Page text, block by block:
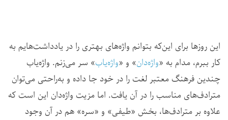
این روزها برای این‌که بتوانم واژه‌های بهتری را در یادداشت‌هایم به
کار ببرم، مدام به «واژه‌دان» و «واژه‌یاب» سر می‌زنم. واژه‌یاب
چندین فرهنگ معتبر لغت را در خود جا داده و به‌راحتی می‌توان
مترادف‌‌های مناسب را در آن یافت. اما مزیت واژه‌دان این است که
علاوه بر مترادف‌ها، بخش «طیفی» و «سره» هم در آن وجود